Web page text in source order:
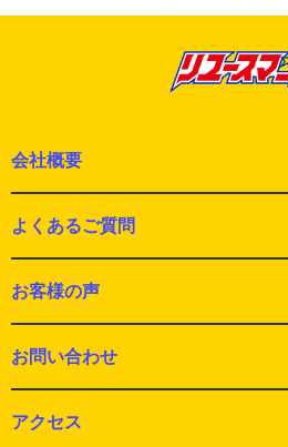
の
会社概要
よくあるご質問
お客様の声
お問い合わせ
アクセス